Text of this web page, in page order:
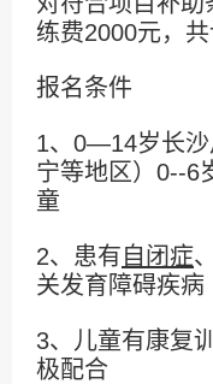
练费2000元，共
报名条件
1、0—14岁长沙
宁等地区）0--6
童
2、患有自闭症
关发育障碍疾病
3、儿童有康复
极配合